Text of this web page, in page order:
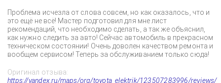
Проблема исчезла от слова совсем, но как оказалось, что и
это ещё не всё! Мастер подготовил для мне лист
рекомендаций, что необходимо сделать, а так же объяснил,
как нужно следить за авто! Сейчас автомобиль в прекрасном
техническом состоянии! Очень доволен качеством ремонта и
вообщем сервисом! Теперь за обслуживанием только сюда!
Оригинал отзыва:
https://yandex.ru/maps/org/toyota_elektrik/123507283996/reviews/